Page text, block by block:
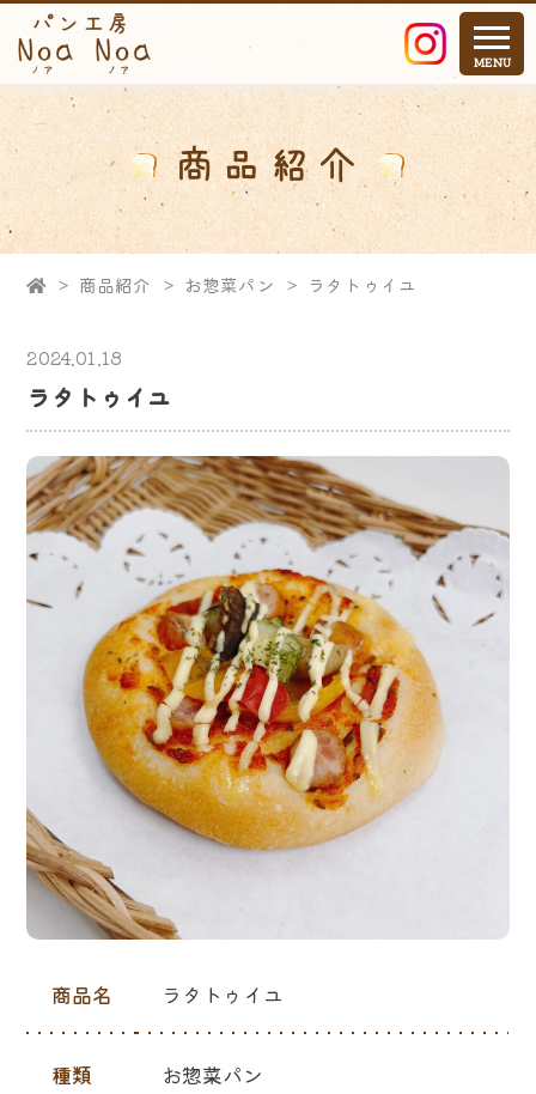
商品紹介
> 商品紹介 > お惣菜パン > ラタトゥイユ
2024.01.18
ラタトゥイユ
商品名 ラタトゥイユ
種類 お惣菜パン